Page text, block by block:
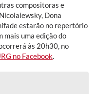
compositoras e
Dona
estarão no repertório
mais uma edição do
às 20h30, no
no Facebook.